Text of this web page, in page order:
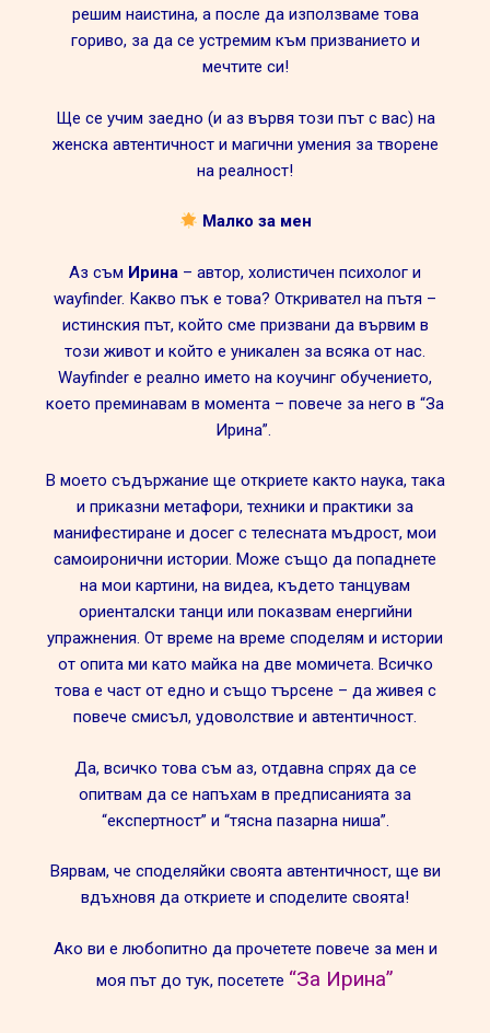
решим наистина, а после да използваме това
гориво, за да се устремим към призванието и
мечтите си!
Ще се учим заедно (и аз вървя този път с вас) на
женска автентичност и магични умения за творене
на реалност!
Малко за мен
Аз съм Ирина – автор, холистичен психолог и
wayfinder. Какво пък е това? Откривател на пътя –
истинския път, който сме призвани да вървим в
този живот и който е уникален за всяка от нас.
Wayfinder е реално името на коучинг обучението,
което преминавам в момента – повече за него в “За
Ирина”.
В моето съдържание ще откриете както наука, така
и приказни метафори, техники и практики за
манифестиране и досег с телесната мъдрост, мои
самоиронични истории. Може също да попаднете
на мои картини, на видеа, където танцувам
ориенталски танци или показвам енергийни
упражнения. От време на време споделям и истории
от опита ми като майка на две момичета. Всичко
това е част от едно и също търсене – да живея с
повече смисъл, удоволствие и автентичност.
Да, всичко това съм аз, отдавна спрях да се
опитвам да се напъхам в предписанията за
“експертност” и “тясна пазарна ниша”.
Вярвам, че споделяйки своята автентичност, ще ви
вдъхновя да откриете и споделите своята!
Ако ви е любопитно да прочетете повече за мен и
моя път до тук, посетете “За Ирина”